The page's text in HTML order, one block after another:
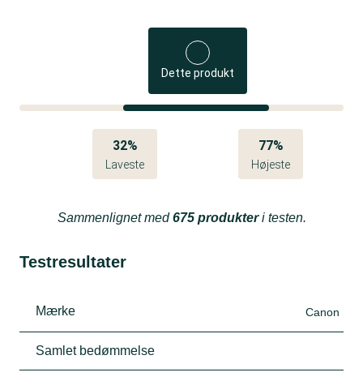
Dette produkt
32%
Laveste
77%
Højeste
Sammenlignet med675 produkteri testen.
Testresultater
Mærke Canon
Samlet bedømmelse